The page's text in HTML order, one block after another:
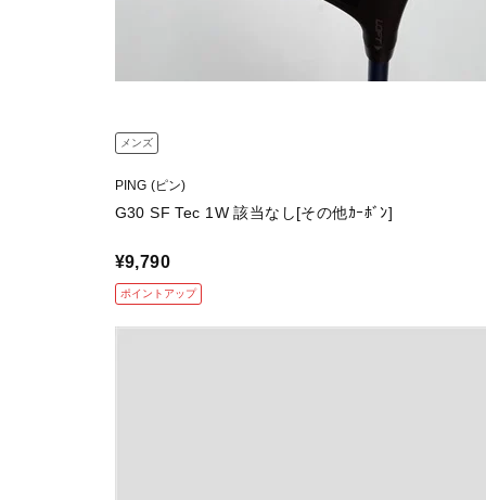
メンズ
PING (ピン)
G30 SF Tec 1W 該当なし[その他ｶｰﾎﾞﾝ]
¥9,790
ポイントアップ